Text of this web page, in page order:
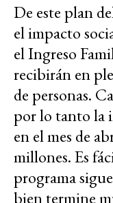
De este plan
el impacto
el Ingreso
recibirán en
de personas.
por lo tanto la
en el mes de
millones. Es
programa
bien termine